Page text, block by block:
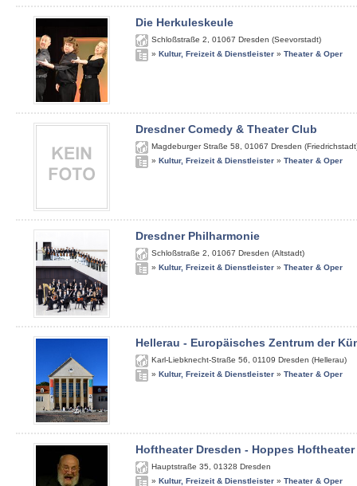
Die Herkuleskeule
Schloßstraße 2 01067 Dresden (Seevorstadt)
» Kultur, Freizeit & Dienstleister » Theater & Oper
Dresdner Comedy & Theater Club
Magdeburger Straße 58 01067 Dresden
» Kultur, Freizeit & Dienstleister » Theater & Oper
Dresdner Philharmonie
Schloßstraße 2 01067 Dresden (Altstadt)
» Kultur, Freizeit & Dienstleister » Theater & Oper
Hellerau - Europäisches Zentrum der
Karl-Liebknecht-Straße 56 01109 Dresden (Hellerau)
» Kultur, Freizeit & Dienstleister » Theater & Oper
Hoftheater Dresden - Hoppes Hoftheater
Hauptstraße 35 01328 Dresden
» Kultur, Freizeit & Dienstleister » Theater & Oper